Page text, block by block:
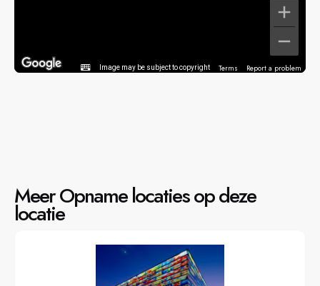
Image may be subject to copyright Terms Report a problem
Meer Opname locaties op deze
locatie